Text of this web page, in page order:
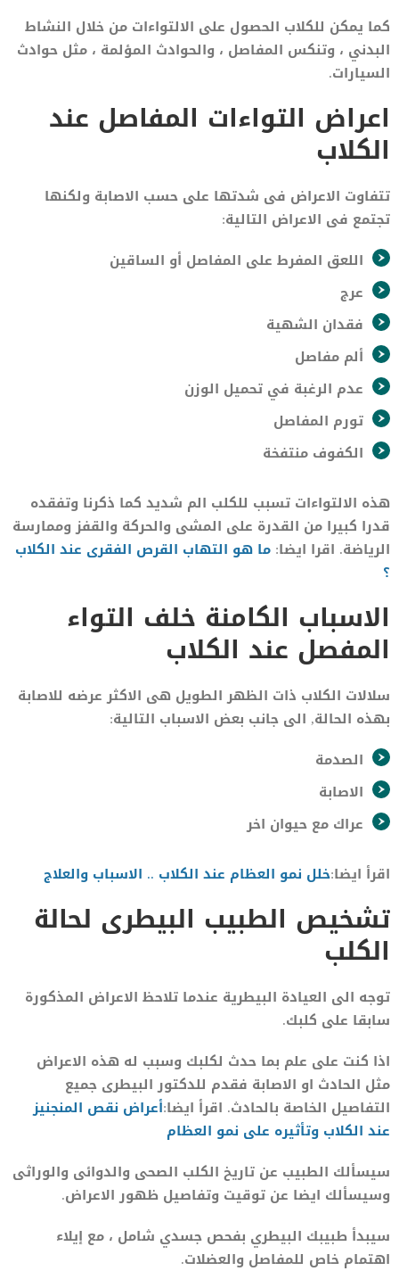
كما يمكن للكلاب الحصول على الالتواءات من خلال النشاط
البدني ، وتنكس المفاصل ، والحوادث المؤلمة ، مثل حوادث
السيارات.
اعراض التواءات المفاصل عند
الكلاب
تتفاوت الاعراض فى شدتها على حسب الاصابة ولكنها
تجتمع فى الاعراض التالية:
اللعق المفرط على المفاصل أو الساقين
عرج
فقدان الشهية
ألم مفاصل
عدم الرغبة في تحميل الوزن
تورم المفاصل
الكفوف منتفخة
هذه الالتواءات تسبب للكلب الم شديد كما ذكرنا وتفقده
قدرا كبيرا من القدرة على المشى والحركة والقفز وممارسة
الرياضة. اقرا ايضا: ما هو التهاب القرص الفقرى عند الكلاب
؟
الاسباب الكامنة خلف التواء
المفصل عند الكلاب
سلالات الكلاب ذات الظهر الطويل هى الاكثر عرضه للاصابة
بهذه الحالة, الى جانب بعض الاسباب التالية:
الصدمة
الاصابة
عراك مع حيوان اخر
اقرأ ايضا:خلل نمو العظام عند الكلاب .. الاسباب والعلاج
تشخيص الطبيب البيطرى لحالة
الكلب
توجه الى العيادة البيطرية عندما تلاحظ الاعراض المذكورة
سابقا على كلبك.
اذا كنت على علم بما حدث لكلبك وسبب له هذه الاعراض
مثل الحادث او الاصابة فقدم للدكتور البيطرى جميع
التفاصيل الخاصة بالحادث. اقرأ ايضا:أعراض نقص المنجنيز
عند الكلاب وتأثيره على نمو العظام
سيسألك الطبيب عن تاريخ الكلب الصحى والدوائى والوراثى
وسيسألك ايضا عن توقيت وتفاصيل ظهور الاعراض.
سيبدأ طبيبك البيطري بفحص جسدي شامل ، مع إيلاء
اهتمام خاص للمفاصل والعضلات.